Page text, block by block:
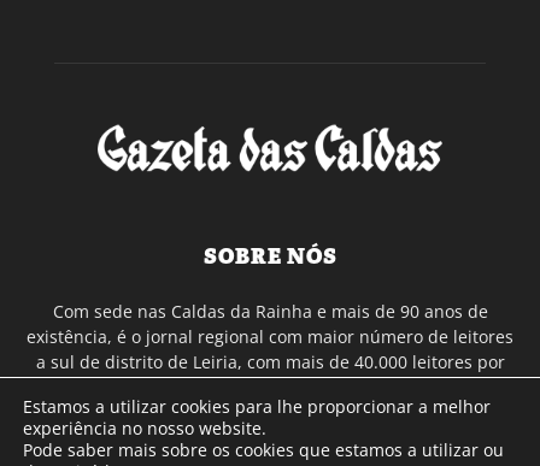
SOBRE NÓS
Com sede nas Caldas da Rainha e mais de 90 anos de
existência, é o jornal regional com maior número de leitores
a sul de distrito de Leiria, com mais de 40.000 leitores por
Continental e assinatura online.
Estamos a utilizar cookies para lhe proporcionar a melhor
experiência no nosso website.
Pode saber mais sobre os cookies que estamos a utilizar ou